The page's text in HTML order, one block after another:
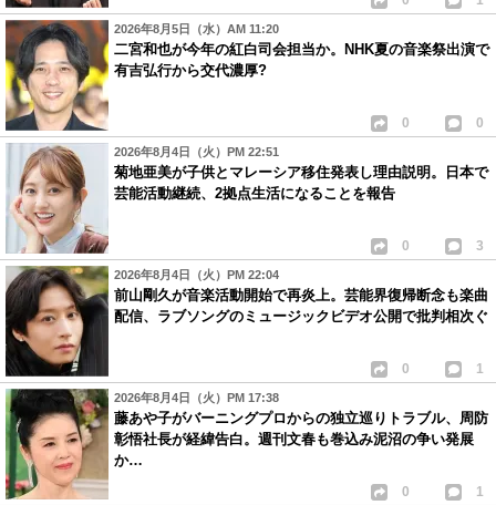
2026年8月5日（水）AM 11:20
二宮和也が今年の紅白司会担当か。NHK夏の音楽祭出演で
有吉弘行から交代濃厚?
0 0
2026年8月4日（火）PM 22:51
菊地亜美が子供とマレーシア移住発表し理由説明。日本で
芸能活動継続、2拠点生活になることを報告
0 3
2026年8月4日（火）PM 22:04
前山剛久が音楽活動開始で再炎上。芸能界復帰断念も楽曲
配信、ラブソングのミュージックビデオ公開で批判相次ぐ
0 1
2026年8月4日（火）PM 17:38
藤あや子がバーニングプロからの独立巡りトラブル、周防
彰悟社長が経緯告白。週刊文春も巻込み泥沼の争い発展
か…
0 1